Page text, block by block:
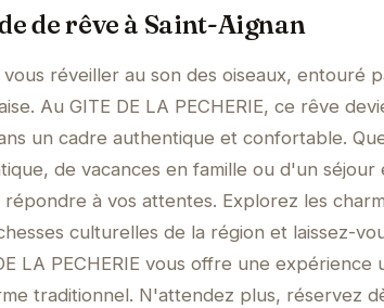
de rêve à Saint-Aignan
vous réveiller au son des oiseaux, entouré
Au GITE DE LA PECHERIE, ce rêve
un cadre authentique et confortable.
de vacances en famille ou d'un séjour
répondre à vos attentes. Explorez les
culturelles de la région et laissez-
LA PECHERIE vous offre une
traditionnel. N'attendez plus, réservez